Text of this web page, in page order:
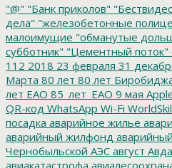
"@" "Банк приколов"
дела" "железобетонные
малоимущие "обманутые
субботник" "Цементный поток"
112 2018 23 февраля 31
Марта 80 лет 80 лет
лет ЕАО 85_лет_ЕАО 9 мая
QR-код WhatsApp Wi-Fi
посадка аварийное жилье
аварийный жилфонд
Чернобыльской АЭС август
авиакатастрофа